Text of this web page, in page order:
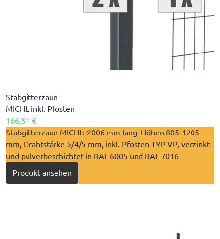
Stabgitterzaun
MICHL inkl. Pfosten
166,51 €
​Stabgitterzaun MICHL: 2006 mm lang, Höhen 805-1205
mm, Drahtstärke 5/4/5 mm, inkl. Pfosten TYP VP, verzinkt
und pulverbeschichtet in RAL 6005 und RAL 7016
Produkt ansehen